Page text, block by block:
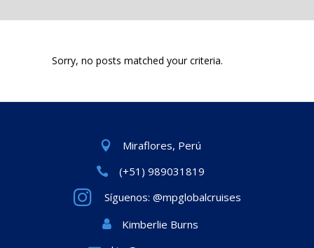
Sorry, no posts matched your criteria.
Miraflores, Perú
(+51) 989031819
Síguenos: @mpglobalcruises
Kimberlie Burns